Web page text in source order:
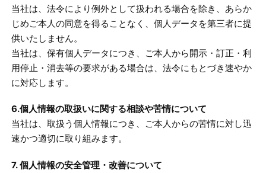
当社は、法令により例外として扱われる場合を除き、あらか
じめご本人の同意を得ることなく、個人データを第三者に提
供いたしません。
当社は、保有個人データにつき、ご本人から開示・訂正・利
用停止・消去等の要求がある場合は、法令にもとづき速やか
に対応します。
6.個人情報の取扱いに関する相談や苦情について
当社は、取扱う個人情報につき、ご本人からの苦情に対し迅
速かつ適切に取り組みます。
7. 個人情報の安全管理・改善について